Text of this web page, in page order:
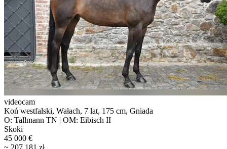
videocam
Koń westfalski, Wałach, 7 lat, 175 cm, Gniada
O: Tallmann TN | OM: Eibisch II
Skoki
45 000 €
~ 207 181 zł